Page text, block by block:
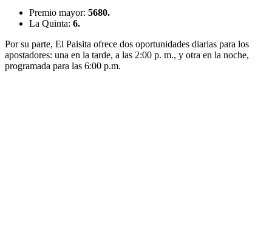
Premio mayor: 5680.
La Quinta: 6.
Por su parte, El Paisita ofrece dos oportunidades diarias para los
apostadores: una en la tarde, a las 2:00 p. m., y otra en la noche,
programada para las 6:00 p.m.